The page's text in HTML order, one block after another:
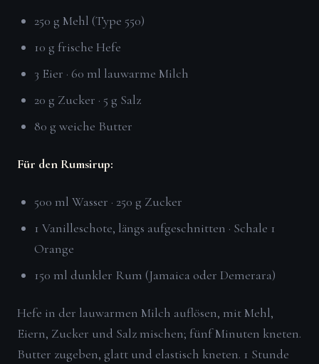
250 g Mehl (Type 550)
10 g frische Hefe
3 Eier · 60 ml lauwarme Milch
20 g Zucker · 5 g Salz
80 g weiche Butter
Für den Rumsirup:
500 ml Wasser · 250 g Zucker
1 Vanilleschote, längs aufgeschnitten · Schale 1
Orange
150 ml dunkler Rum (Jamaica oder Demerara)
Hefe in der lauwarmen Milch auflösen, mit Mehl,
Eiern, Zucker und Salz mischen; fünf Minuten kneten.
Butter zugeben, glatt und elastisch kneten. 1 Stunde